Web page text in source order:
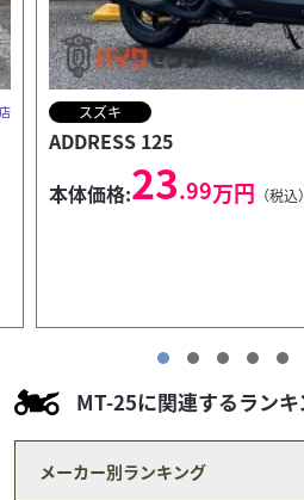
ホンダ
PCX125
本体価格:29.99万円 （税込）
MT-25に関連するランキ
メーカー別ランキング